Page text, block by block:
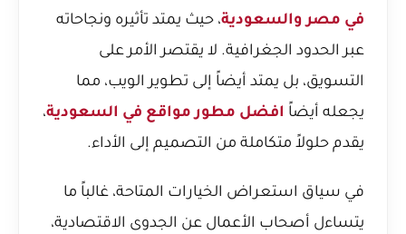
في مصر والسعودية، حيث يمتد تأثيره ونجاحاته
عبر الحدود الجغرافية. لا يقتصر الأمر على
التسويق، بل يمتد أيضاً إلى تطوير الويب، مما
يجعله أيضاً افضل مطور مواقع في السعودية،
يقدم حلولاً متكاملة من التصميم إلى الأداء.
في سياق استعراض الخيارات المتاحة، غالباً ما
يتساءل أصحاب الأعمال عن الجدوى الاقتصادية،